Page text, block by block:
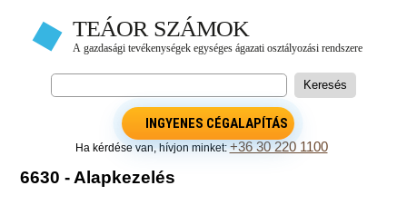
INGYENES CÉGALAPÍTÁS
Ha kérdése van, hívjon minket:+36 30 220 1100
6630 - Alapkezelés